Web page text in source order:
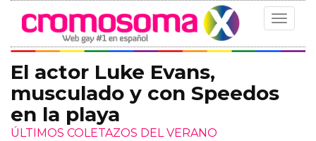
Toggle
El actor Luke Evans,
musculado y con Speedos
en la playa
ÚLTIMOS COLETAZOS DEL VERANO